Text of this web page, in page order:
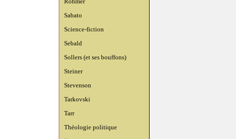
Sabato
Science-fiction
Sebald
Sollers (et ses bouffons)
Steiner
Stevenson
Tarkovski
Tarr
Théologie politique